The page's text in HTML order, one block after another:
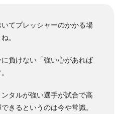
てプレッシャーのかかる場
。
負けない「強い心があれば
タルが強い選手が試合で高
きるというのは今や常識。